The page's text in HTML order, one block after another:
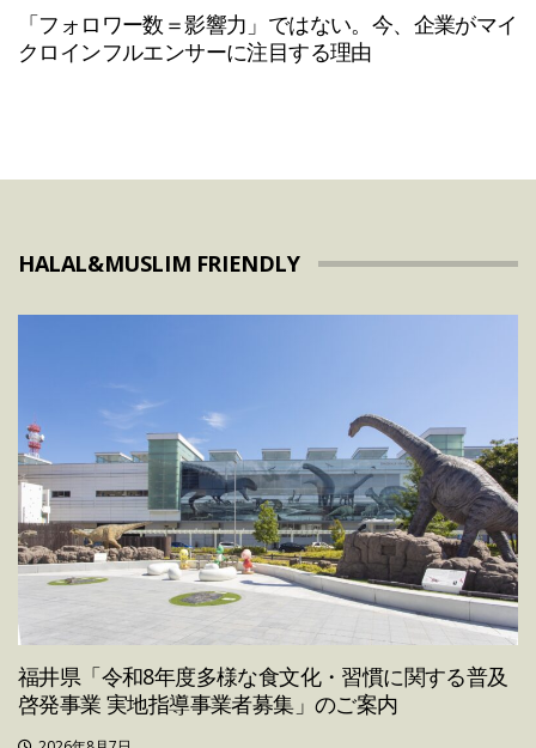
「フォロワー数＝影響力」ではない。今、企業がマイ
クロインフルエンサーに注目する理由
HALAL&MUSLIM FRIENDLY
福井県「令和8年度多様な食文化・習慣に関する普及
啓発事業 実地指導事業者募集」のご案内